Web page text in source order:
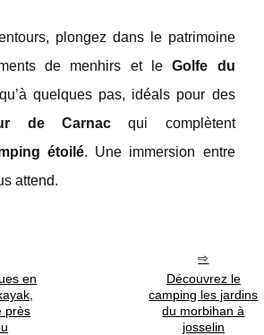
plongez dans le patrimoine
de menhirs et leGolfe du
quelques pas, idéals pour des
de Carnacqui complètent
étoilé. Une immersion entre
attend.
en
près
Découvrez le
camping les jardins
du morbihan à
josselin